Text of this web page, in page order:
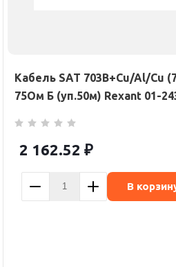
Кабель SAT 703B+Cu/Al/Cu
75Ом Б (уп.50м) Rexant 01-
2 162.52 ₽
В